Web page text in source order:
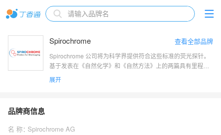
Spirochrome 查看全部品牌
Spirochrome 公司将为科学界提供符合这些标准的荧光探针。
基于发表在《自然化学》和《自然方法》上的两篇具有里程碑
意义的论文中介绍的一类新的荧光团，已经介绍了两种产品，
分别是 SiR-actin和SiR-tubulin，它们能够以前所未有的分辨率
展开
品牌商信息
名 称：Spirochrome AG